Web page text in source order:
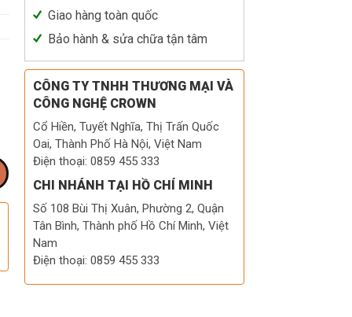
Giao hàng toàn quốc
Bảo hành & sửa chữa tận tâm
CÔNG TY TNHH THƯƠNG MẠI VÀ
CÔNG NGHỆ CROWN
Cổ Hiền, Tuyết Nghĩa, Thị Trấn Quốc
Oai, Thành Phố Hà Nội, Việt Nam
Điện thoại: 0859 455 333
CHI NHÁNH TẠI HỒ CHÍ MINH
Số 108 Bùi Thị Xuân, Phường 2, Quận
Tân Bình, Thành phố Hồ Chí Minh, Việt
Nam
Điện thoại: 0859 455 333